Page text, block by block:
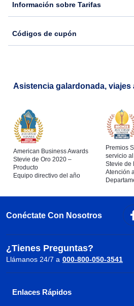
Información sobre Tarifas
Códigos de cupón
Asistencia galardonada, viajes
American Business Awards
Stevie de Oro 2020 –
Producto
Equipo directivo del año
Premios
servicio
Stevie de
Atención
Conéctate Con Nosotros
¿Tienes Preguntas?
Llámanos 24/7 a 000-800-050-3541
Enlaces Rápidos